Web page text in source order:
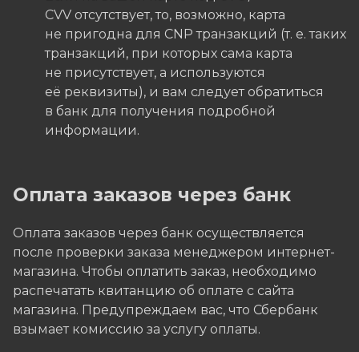
CVV отсутствует, то, возможно, карта
не пригодна для CNP транзакций (т. е. таких
транзакций, при которых сама карта
не присутствует, а используются
её реквизиты), и вам следует обратиться
в банк для получения подробной
информации.
Оплата заказов через банк
Оплата заказов через банк осуществляется
после проверки заказа менеджером интернет-
магазина. Чтобы оплатить заказ, необходимо
распечатать квитанцию об оплате с сайта
магазина. Предупреждаем вас, что Сбербанк
взымает комиссию за услугу оплаты.